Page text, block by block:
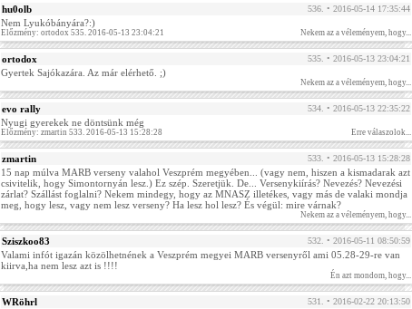
hu0olb 536. • 2016-05-14 17:35:44
Nem Lyukóbányára?:)
Előzmény: ortodox 535. 2016-05-13 23:04:21 Nekem az a véleményem, hogy...
ortodox 535. • 2016-05-13 23:04:21
Gyertek Sajókazára. Az már elérhető. ;)
Nekem az a véleményem, hogy...
evo rally 534. • 2016-05-13 22:35:22
Nyugi gyerekek ne döntsünk még
Előzmény: zmartin 533. 2016-05-13 15:28:28 Erre válaszolok...
zmartin 533. • 2016-05-13 15:28:28
15 nap múlva MARB verseny valahol Veszprém megyében... (vagy nem, hiszen a kismadarak azt
csivitelik, hogy Simontornyán lesz.) Ez szép. Szeretjük. De... Versenykiírás? Nevezés? Nevezési
zárlat? Szállást foglalni? Nekem mindegy, hogy az MNASZ illetékes, vagy más de valaki mondja
meg, hogy lesz, vagy nem lesz verseny? Ha lesz hol lesz? És végül: mire várnak?
Nekem az a véleményem, hogy...
Sziszkoo83 532. • 2016-05-11 08:50:59
Valami infót igazán közölhetnének a Veszprém megyei MARB versenyről ami 05.28-29-re van
kiirva,ha nem lesz azt is !!!!
Én azt mondom, hogy...
WRöhrl 531. • 2016-02-22 20:13:50